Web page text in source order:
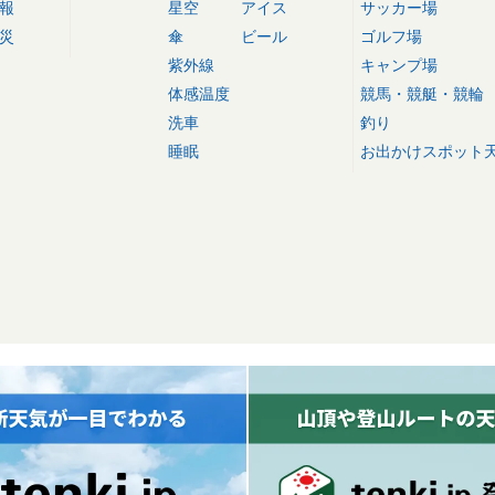
星空
傘
紫外線
体感温度
洗車
睡眠
アイス
ビール
サッカー場
ゴルフ場
キャンプ場
競馬・競艇・競輪
釣り
お出かけスポット